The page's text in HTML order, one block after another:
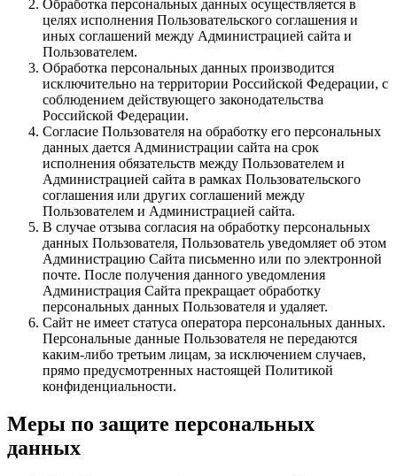
Обработка персональных данных осуществляется в
целях исполнения Пользовательского соглашения и
иных соглашений между Администрацией сайта и
Пользователем.
Обработка персональных данных производится
исключительно на территории Российской Федерации, с
соблюдением действующего законодательства
Российской Федерации.
Согласие Пользователя на обработку его персональных
данных дается Администрации сайта на срок
исполнения обязательств между Пользователем и
Администрацией сайта в рамках Пользовательского
соглашения или других соглашений между
Пользователем и Администрацией сайта.
В случае отзыва согласия на обработку персональных
данных Пользователя, Пользователь уведомляет об этом
Администрацию Сайта письменно или по электронной
почте. После получения данного уведомления
Администрация Сайта прекращает обработку
персональных данных Пользователя и удаляет.
Сайт не имеет статуса оператора персональных данных.
Персональные данные Пользователя не передаются
каким-либо третьим лицам, за исключением случаев,
прямо предусмотренных настоящей Политикой
конфиденциальности.
Меры по защите персональных
данных